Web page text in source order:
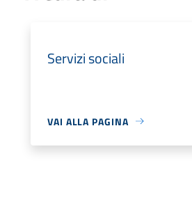
Servizi sociali
VAI ALLA PAGINA